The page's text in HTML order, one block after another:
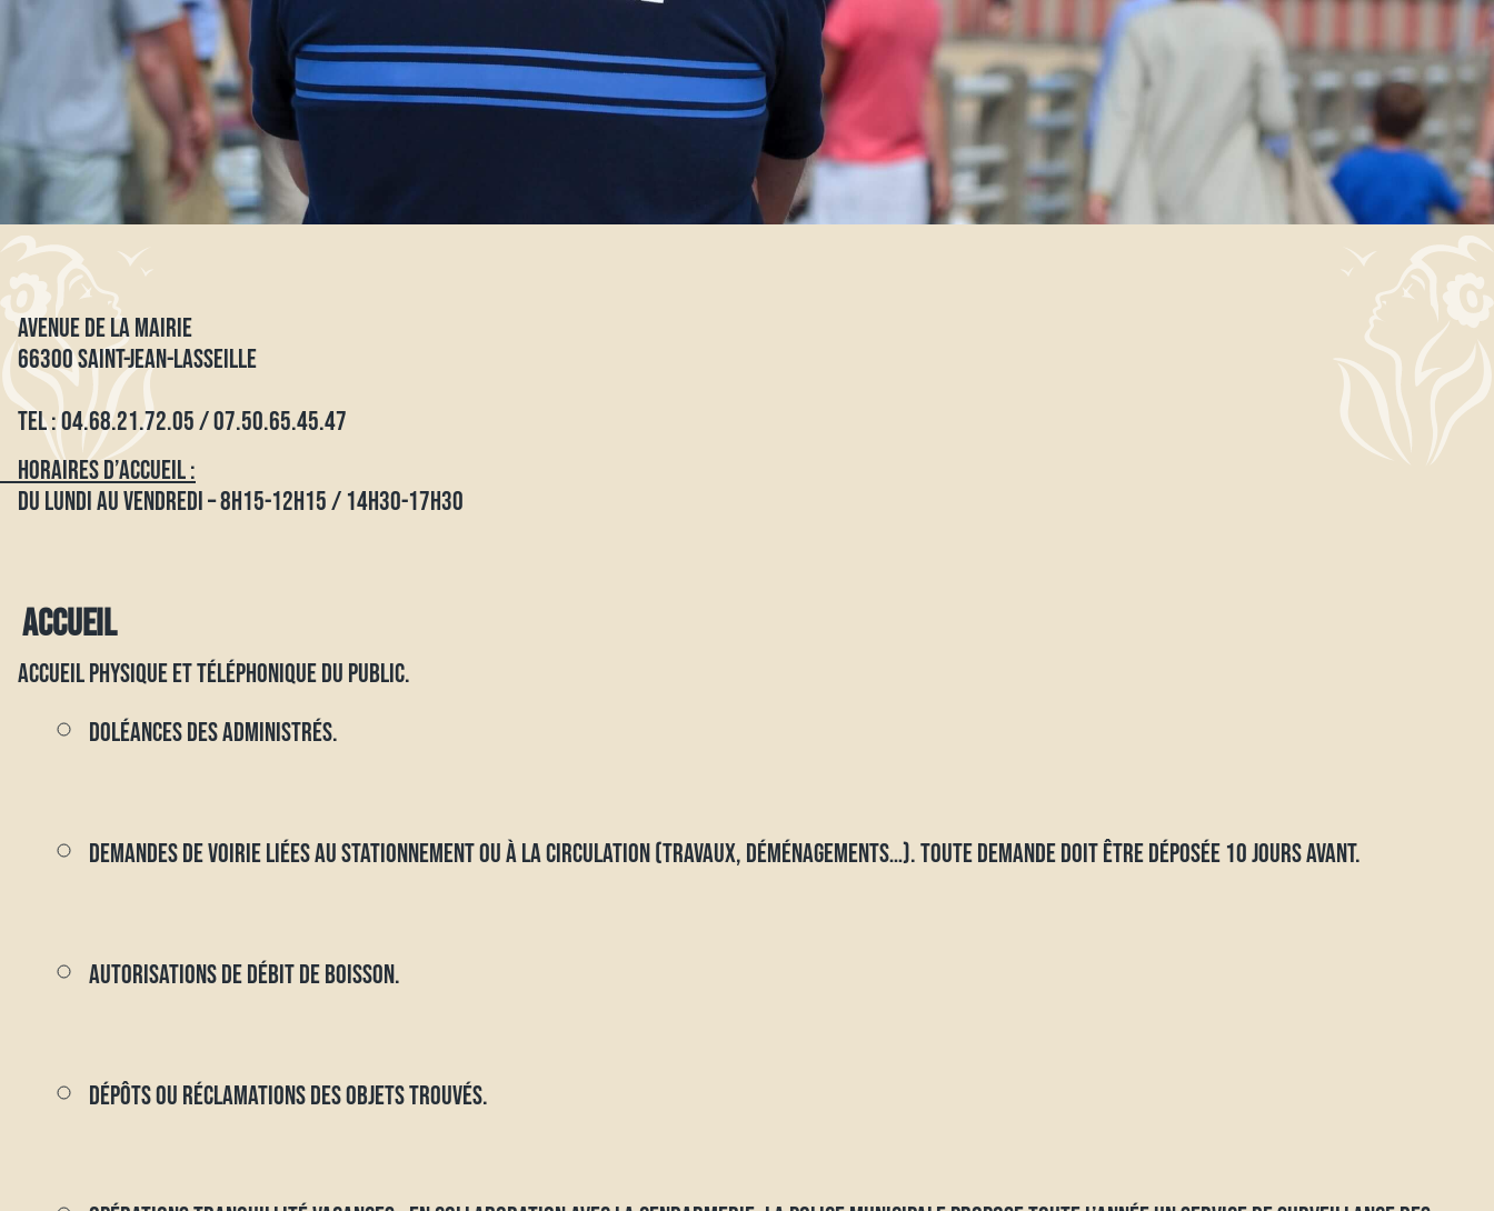
AVENUE DE LA MAIRIE
66300 SAINT-JEAN-LASSEILLE
TEL : 04.68.21.72.05 / 07.50.65.45.47
HORAIRES D’ACCUEIL :
DU LUNDI AU VENDREDI – 8H15-12H15 / 14H30-17H30
ACCUEIL
ACCUEIL PHYSIQUE ET TÉLÉPHONIQUE DU PUBLIC.
DOLÉANCES DES ADMINISTRÉS.
DEMANDES DE VOIRIE LIÉES AU STATIONNEMENT OU À LA CIRCULATION (TRAVAUX, DÉMÉNAGEMENTS…). TOUTE DEMANDE DOIT ÊTRE DÉPOSÉE 10 JOURS AVANT.
AUTORISATIONS DE DÉBIT DE BOISSON.
DÉPÔTS OU RÉCLAMATIONS DES OBJETS TROUVÉS.